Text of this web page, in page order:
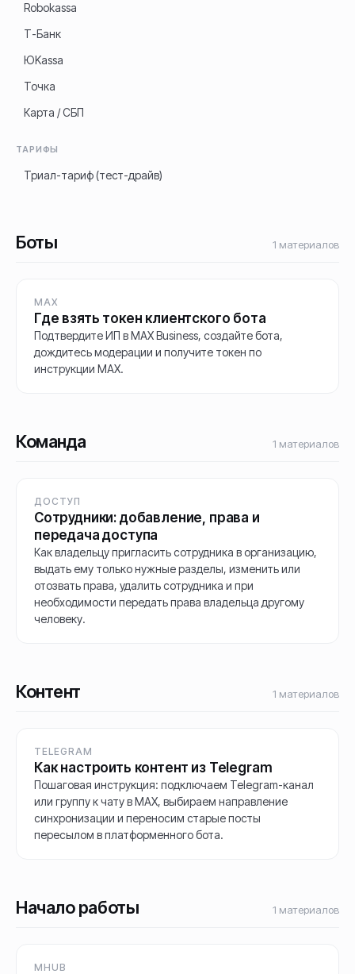
Robokassa
Т-Банк
ЮKassa
Точка
Карта / СБП
ТАРИФЫ
Триал-тариф (тест-драйв)
Боты 1 материалов
MAX
Где взять токен клиентского бота
Подтвердите ИП в MAX Business, создайте бота,
дождитесь модерации и получите токен по
инструкции MAX.
Команда 1 материалов
ДОСТУП
Сотрудники: добавление, права и
передача доступа
Как владельцу пригласить сотрудника в организацию,
выдать ему только нужные разделы, изменить или
отозвать права, удалить сотрудника и при
необходимости передать права владельца другому
человеку.
Контент 1 материалов
TELEGRAM
Как настроить контент из Telegram
Пошаговая инструкция: подключаем Telegram-канал
или группу к чату в MAX, выбираем направление
синхронизации и переносим старые посты
пересылом в платформенного бота.
Начало работы 1 материалов
MHUB